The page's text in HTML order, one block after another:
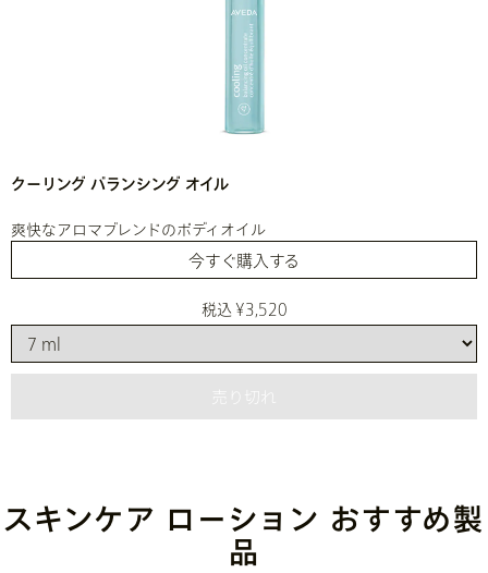
クーリング バランシング オイル
爽快なアロマブレンドのボディオイル
今すぐ購入する
税込 ¥3,520
売り切れ
スキンケア ローション おすすめ製
品